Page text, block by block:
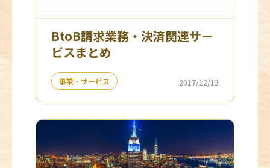
BtoB請求業務・決済関連サー
ビスまとめ
事業・サービス 2017/12/13